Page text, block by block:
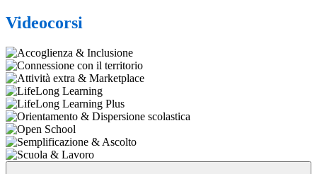
Videocorsi